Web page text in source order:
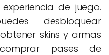
de juego.
desbloquear
skins y armas
pases de